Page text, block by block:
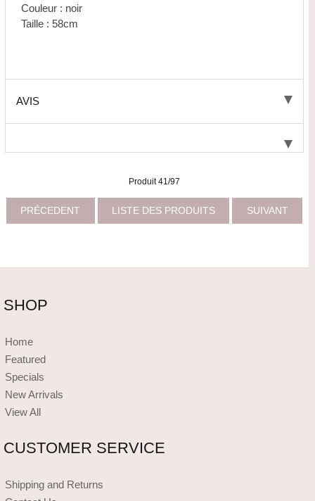
Couleur : noir
Taille : 58cm
AVIS
Produit 41/97
PRÉCEDENT LISTE DES PRODUITS SUIVANT
SHOP
Home
Featured
Specials
New Arrivals
View All
CUSTOMER SERVICE
Shipping and Returns